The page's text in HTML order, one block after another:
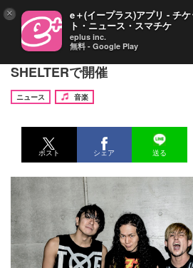
TOTALFATが男性限定 / 女性限
SHELTERで開催
ニュース
音楽
ポスト シェア 送る
× e＋(イープラス)アプリ - チケ
ト・ニュース・スマチケ
eplus inc.
無料 - Google Play